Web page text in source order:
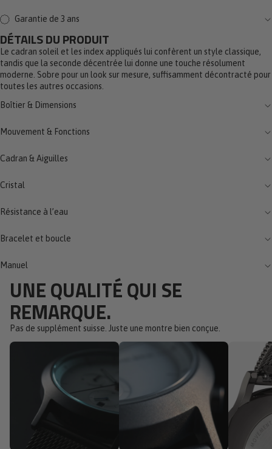
Garantie de 3 ans
DÉTAILS DU PRODUIT
Le cadran soleil et les index appliqués lui confèrent un style classique,
tandis que la seconde décentrée lui donne une touche résolument
moderne. Sobre pour un look sur mesure, suffisamment décontracté pour
toutes les autres occasions.
Boîtier & Dimensions
Mouvement & Fonctions
Cadran & Aiguilles
Cristal
Résistance à l’eau
Bracelet et boucle
Manuel
UNE QUALITÉ QUI SE
REMARQUE.
Pas de supplément suisse. Juste une montre bien conçue.